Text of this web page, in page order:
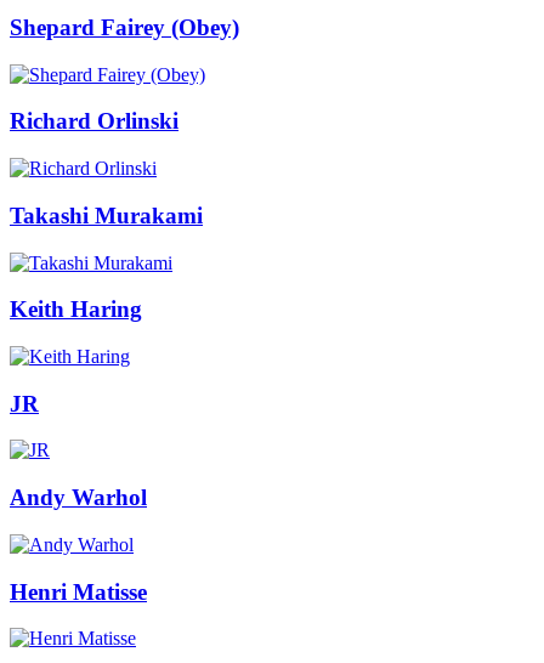
Shepard Fairey (Obey)
Richard Orlinski
Takashi Murakami
Keith Haring
JR
Andy Warhol
Henri Matisse